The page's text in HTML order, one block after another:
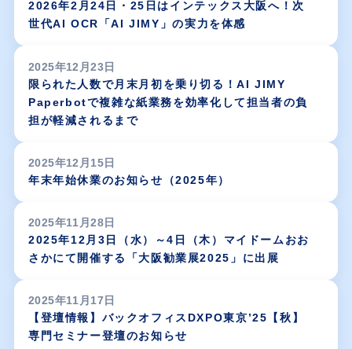
2026年2月24日・25日はインテックス大阪へ！次
世代AI OCR「AI JIMY」の実力を体感
限られた人数で月末月初を乗り切る！AI JIMY
Paperbotで複雑な紙業務を効率化して担当者の負
担が軽減されるまで
2025年12月23日
年末年始休業のお知らせ（2025年）
2025年12月15日
2025年12月3日（水）～4日（木）マイドームおお
さかにて開催する「大阪勧業展2025」に出展
2025年11月28日
【登壇情報】バックオフィスDXPO東京’25【秋】
専門セミナー登壇のお知らせ
2025年11月17日